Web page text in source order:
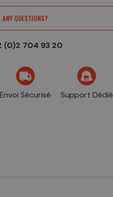
ANY QUESTIONS?
(0)2 704 93 20
Envoi Sécurisé Support Dédié